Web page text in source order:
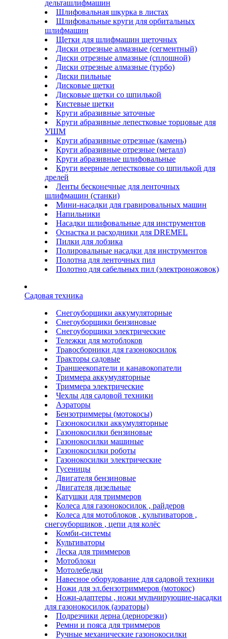
дельташлифмашин
Шлифовальная шкурка в листах
Шлифовальные круги для орбитальных
шлифмашин
Щетки для шлифмашин щеточных
Диски отрезные алмазные (сегментный)
Диски отрезные алмазные (сплошной)
Диски отрезные алмазные (турбо)
Диски пильные
Дисковые щетки
Дисковые щетки со шпилькой
Кистевые щетки
Круги абразивные заточные
Круги абразивные лепестковые торцовые для
УШМ
Круги абразивные отрезные (камень)
Круги абразивные отрезные (металл)
Круги абразивные шлифовальные
Круги веерные лепестковые со шпилькой для
дрелей
Ленты бесконечные для ленточных
шлифмашин (станки)
Мини-насадки для гравировальных машин
Напильники
Насадки шлифовальные для инструментов
Оснастка и расходники для DREMEL
Пилки для лобзика
Полировальные насадки для инструментов
Полотна для ленточных пил
Полотно для сабельных пил (электроножовок)
Садовая техника
Снегоуборщики аккумуляторные
Снегоуборщики бензиновые
Снегоуборщики электрические
Тележки для мотоблоков
Травосборники для газонокосилок
Тракторы садовые
Траншеекопатели и канавокопатели
Триммера аккумуляторные
Триммера электрические
Чехлы для садовой техники
Аэраторы
Бензотриммеры (мотокосы)
Газонокосилки аккумуляторные
Газонокосилки бензиновые
Газонокосилки машиные
Газонокосилки роботы
Газонокосилки электрические
Гусеницы
Двигателя бензиновые
Двигателя дизельные
Катушки для триммеров
Колеса для газонокосилок , райдеров
Колеса для мотоблоков , культиваторов ,
снегоуборщиков , цепи для колёс
Комби-системы
Культиваторы
Леска для триммеров
Мотоблоки
Мотолебедки
Навесное оборудование для садовой техники
Ножи для эл.бензотриммеров (мотокос)
Ножи-адаптеры , ножи мульчирующие-насадки
для газонокосилок (аэраторы)
Подрезчики дерна (дернорезки)
Ремни и пояса для триммеров
Ручные механические газонокосилки